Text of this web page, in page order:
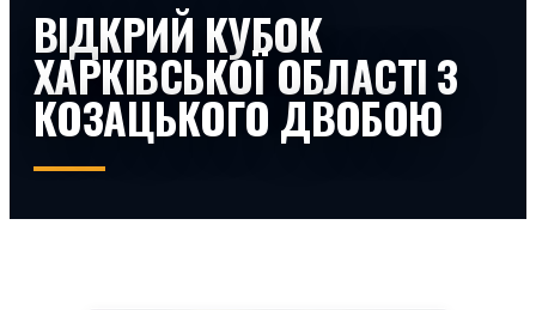
ВІДКРИЙ КУБОК
ХАРКІВСЬКОЇ ОБЛАСТІ З
КОЗАЦЬКОГО ДВОБОЮ